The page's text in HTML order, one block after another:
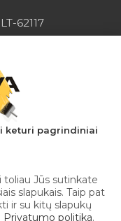
62117
keturi pagrindiniai
toliau Jūs sutinkate
slapukais. Taip pat
ir su kitų slapukų
Privatumo politika.